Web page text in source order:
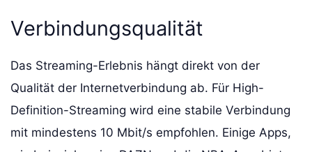
Verbindungsqualität
Das Streaming-Erlebnis hängt direkt von der
Qualität der Internetverbindung ab. Für High-
Definition-Streaming wird eine stabile Verbindung
mit mindestens 10 Mbit/s empfohlen. Einige Apps,